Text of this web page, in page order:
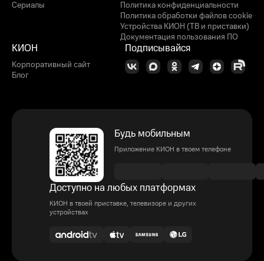
Сериалы
Политика конфиденциальности
Политика обработки файлов cookie
Устройства КИОН (ТВ и приставки)
Документация пользования ПО
КИОН
Корпоративный сайт
Блог
Подписывайся
Будь мобильным
Приложение КИОН в твоем телефоне
Доступно на любых платформах
КИОН в твоей приставке, телевизоре и других
устройствах